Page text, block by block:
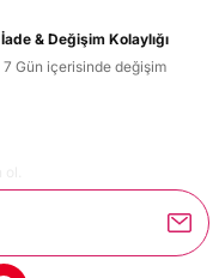
İade & Değişim Kolaylığı
7 Gün içerisinde değişim